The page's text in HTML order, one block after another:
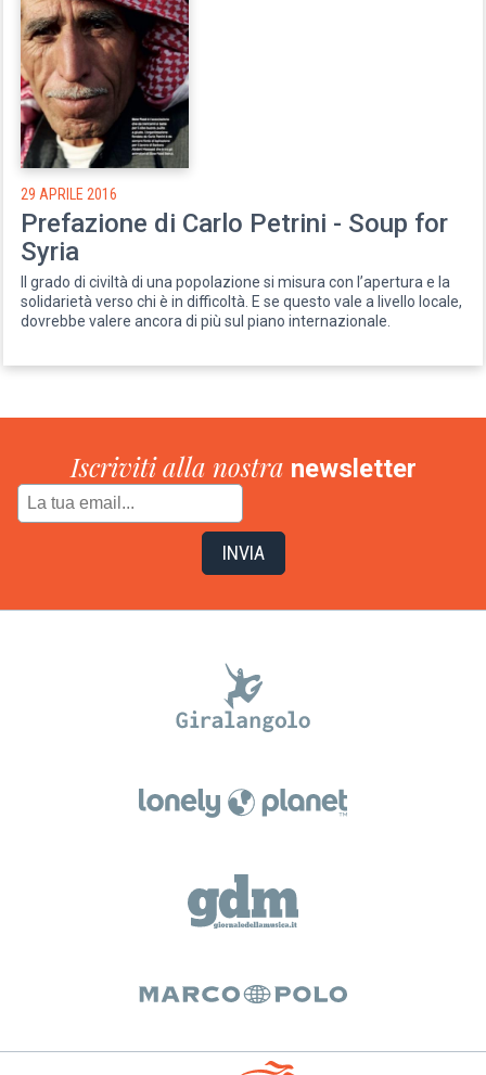
29 APRILE 2016
Prefazione di Carlo Petrini - Soup for
Syria
Il grado di civiltà di una popolazione si misura con l’apertura e la
solidarietà verso chi è in difficoltà. E se questo vale a livello locale,
dovrebbe valere ancora di più sul piano internazionale.
Iscriviti alla nostra newsletter